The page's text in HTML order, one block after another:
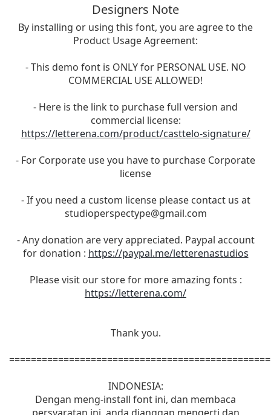
Designers Note
By installing or using this font, you are agree to the
Product Usage Agreement:
- This demo font is ONLY for PERSONAL USE. NO
COMMERCIAL USE ALLOWED!
- Here is the link to purchase full version and
commercial license:
https://letterena.com/product/casttelo-signature/
- For Corporate use you have to purchase Corporate
license
- If you need a custom license please contact us at
studioperspectype@gmail.com
- Any donation are very appreciated. Paypal account
for donation : https://paypal.me/letterenastudios
Please visit our store for more amazing fonts :
https://letterena.com/
Thank you.
INDONESIA:
Dengan meng-install font ini, dan membaca